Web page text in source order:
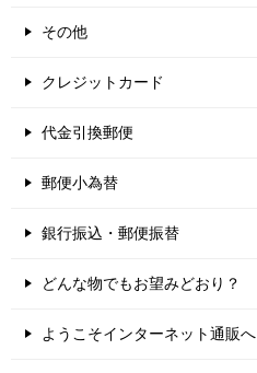
その他
クレジットカード
代金引換郵便
郵便小為替
銀行振込・郵便振替
どんな物でもお望みどおり？
ようこそインターネット通販へ